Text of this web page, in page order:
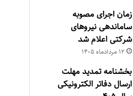
زمان اجرای مصوبه
ساماندهی نیروهای
شرکتی اعلام شد
۱۲ مرداد‌ماه ۱۴۰۵
بخشنامه تمدید مهلت
ارسال دفاتر الکترونیکی